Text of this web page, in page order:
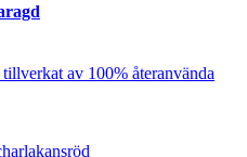
av 100% återanvända